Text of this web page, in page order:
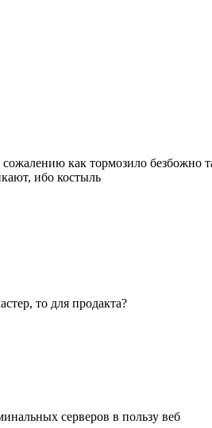
как тормозило безбожно
ибо костыль
то для продакта?
серверов в пользу веб